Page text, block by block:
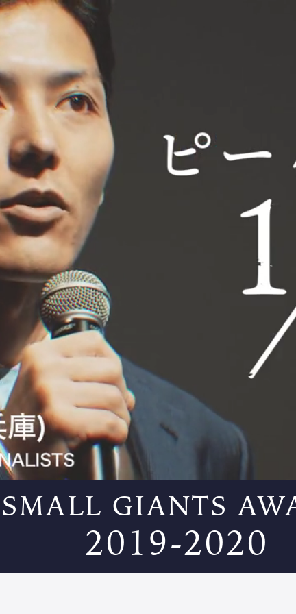
SMALL GIANTS
2019-2020